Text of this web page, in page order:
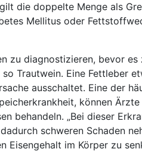
die doppelte Menge als
Mellitus oder
zu diagnostizieren, bevor
Trautwein. Eine Fettleber
ausschaltet. Eine der
können
behandeln. „Bei dieser
schweren Schaden
Eisengehalt im Körper zu